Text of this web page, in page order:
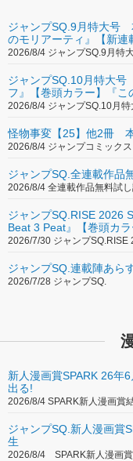
ジャンプSQ.9月特大号
のモリアーティ』【新連
2026/8/4 ジャンプSQ.9月特
ジャンプSQ.10月特大
フ』【巻頭カラー】『こ
2026/8/4 ジャンプSQ.10月特
怪物事変【25】他2冊
2026/8/4 ジャンプコミックス
ジャンプSQ.全連載作品
2026/8/4 全連載作品無料試
ジャンプSQ.RISE 2026
Beat 3 Peat』【巻頭カラ
2026/7/30 ジャンプSQ.RISE
ジャンプSQ.連載陣あら
2026/7/28 ジャンプSQ.
新人漫画賞SPARK 26年
出る!
2026/8/4 SPARK新人漫画賞
ジャンプSQ.新人漫画賞
生
2026/8/4 SPARK新人漫画賞